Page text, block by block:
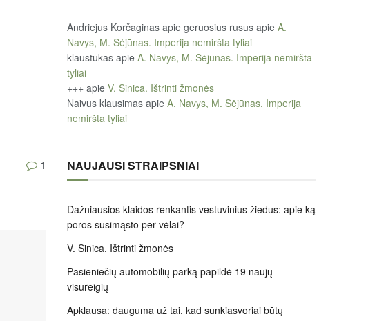
1
Andriejus Korčaginas apie geruosius rusus apie A.
Navys, M. Sėjūnas. Imperija nemiršta tyliai
klaustukas apie A. Navys, M. Sėjūnas. Imperija nemiršta
tyliai
+++ apie V. Sinica. Ištrinti žmonės
Naivus klausimas apie A. Navys, M. Sėjūnas. Imperija
nemiršta tyliai
NAUJAUSI STRAIPSNIAI
Dažniausios klaidos renkantis vestuvinius žiedus: apie ką
poros susimąsto per vėlai?
V. Sinica. Ištrinti žmonės
Pasieniečių automobilių parką papildė 19 naujų
visureigių
Apklausa: dauguma už tai, kad sunkiasvoriai būtų